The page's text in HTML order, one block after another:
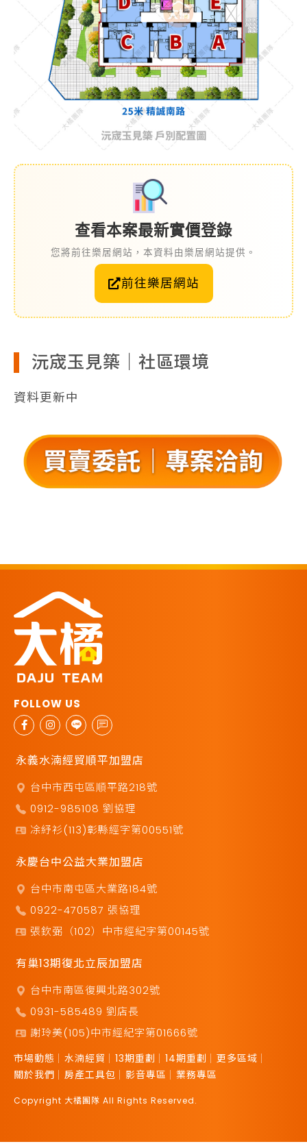
查看本案最新實價登錄
您將前往樂居網站，本資料由樂居網站提供。
前往樂居網站
沅宬玉見築｜社區環境
資料更新中
永義水湳經貿順平加盟店
台中市西屯區順平路218號
0912-985108 劉協理
凃紓衫(113)彰縣經字第00551號
永慶台中公益大業加盟店
台中市南屯區大業路184號
0922-470587 張協理
張欽弼（102）中市經紀字第00145號
有巢13期復北立辰加盟店
台中市南區復興北路302號
0931-585489 劉店長
謝玲美(105)中市經紀字第01666號
市場動態 水湳經貿 13期重劃 14期重劃
更多區域
關於我們
房產工具包 影音專區 業務專區
Copyright 大橘團隊 All Rights Reserved.